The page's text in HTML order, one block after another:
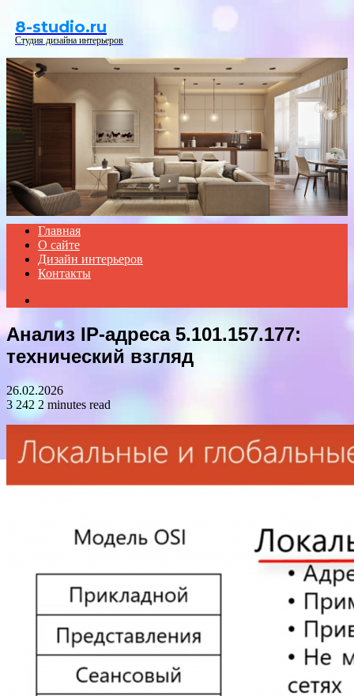
8-studio.ru
Студия дизайна интерьеров
Главная
О сайте
Дизайн интерьеров
Контакты
Анализ IP-адреса 5.101.157.177:
технический взгляд
26.02.2026
3 242 2 minutes read